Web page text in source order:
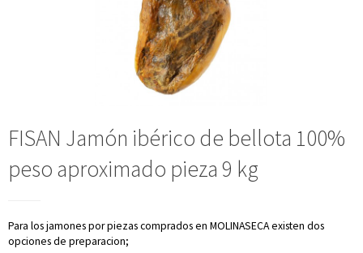
FISAN Jamón ibérico de bellota 100%
peso aproximado pieza 9 kg
Para los jamones por piezas comprados en MOLINASECA existen dos
opciones de preparacion;